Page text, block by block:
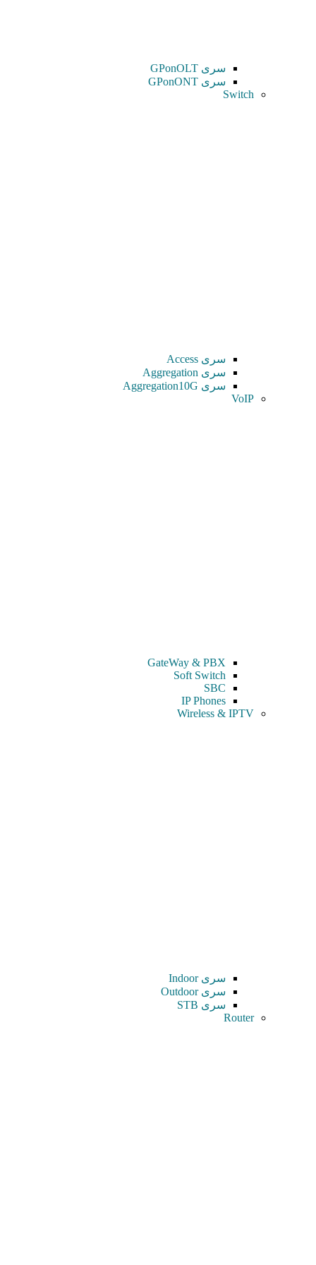
سری GPonOLT
سری GPonONT
Switch
سری Access
سری Aggregation
سری Aggregation10G
VoIP
GateWay & PBX
Soft Switch
SBC
IP Phones
Wireless & IPTV
سری Indoor
سری Outdoor
سری STB
Router